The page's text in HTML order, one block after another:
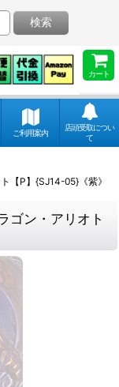
カート
検索
ご利用案内
店頭受取につい
て
【P】{SJ14-05}《紫》
ゴン・アリオト